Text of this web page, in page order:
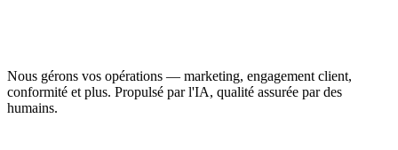
Nous gérons vos opérations — marketing, engagement client,
conformité et plus. Propulsé par l'IA, qualité assurée par des
humains.